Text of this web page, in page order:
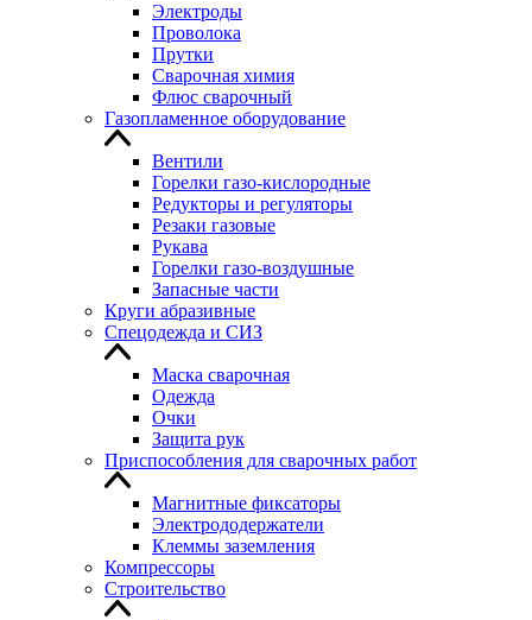
Электроды
Проволока
Прутки
Сварочная химия
Флюс сварочный
Газопламенное оборудование
Вентили
Горелки газо-кислородные
Редукторы и регуляторы
Резаки газовые
Рукава
Горелки газо-воздушные
Запасные части
Круги абразивные
Спецодежда и СИЗ
Маска сварочная
Одежда
Очки
Защита рук
Приспособления для сварочных работ
Магнитные фиксаторы
Электрододержатели
Клеммы заземления
Компрессоры
Строительство